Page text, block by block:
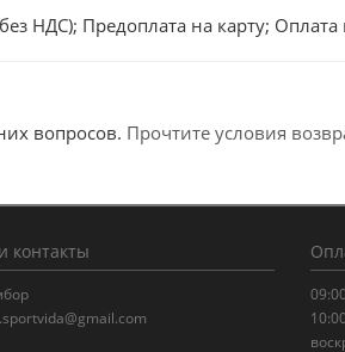
НДС); Предоплата на карту; Оплата
вопросов. Прочтите условия
контакты